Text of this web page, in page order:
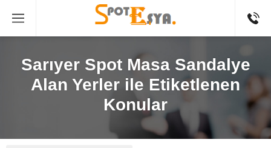
Sarıyer Spot Masa Sandalye
Alan Yerler ile Etiketlenen
Konular